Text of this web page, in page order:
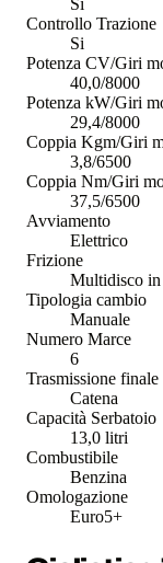
Si
Controllo Trazione
Si
Potenza CV/Giri
40,0/8000
Potenza kW/Giri
29,4/8000
Coppia Kgm/Giri
3,8/6500
Coppia Nm/Giri
37,5/6500
Avviamento
Elettrico
Frizione
Multidisco
Tipologia cambio
Manuale
Numero Marce
6
Trasmissione finale
Catena
Capacità Serbatoio
13,0 litri
Combustibile
Benzina
Omologazione
Euro5+